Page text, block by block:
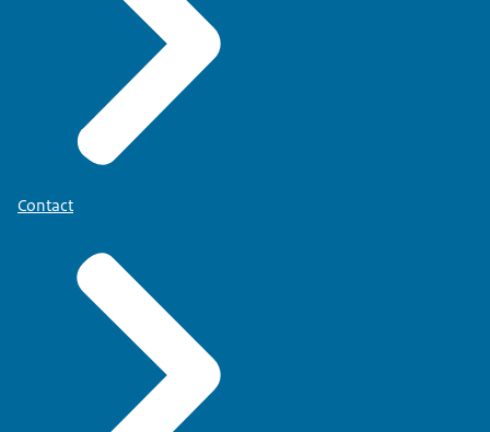
Contact